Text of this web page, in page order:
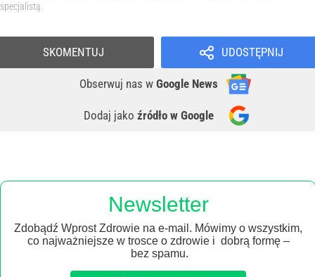
specjalistą.
UDOSTĘPNIJ
Obserwuj nas w Google News
Dodaj jako źródło w Google
SKOMENTUJ
Newsletter
Zdobądź Wprost Zdrowie na e-mail. Mówimy o wszystkim,
co najważniejsze w trosce o zdrowie i dobrą formę –
bez spamu.